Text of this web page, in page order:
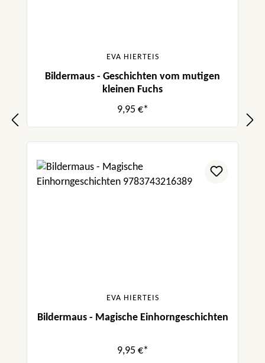
EVA HIERTEIS
Bildermaus - Geschichten vom mutigen
kleinen Fuchs
9,95 €*
EVA HIERTEIS
Bildermaus - Magische Einhorngeschichten
9,95 €*